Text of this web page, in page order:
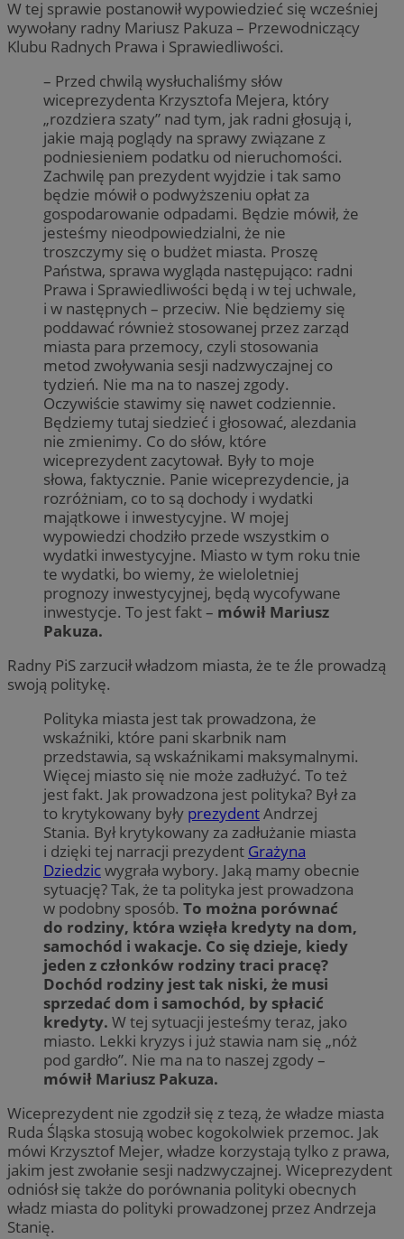
W tej sprawie postanowił wypowiedzieć się wcześniej
wywołany radny Mariusz Pakuza – Przewodniczący
Klubu Radnych Prawa i Sprawiedliwości.
– Przed chwilą wysłuchaliśmy słów
wiceprezydenta Krzysztofa Mejera, który
„rozdziera szaty” nad tym, jak radni głosują i,
jakie mają poglądy na sprawy związane z
podniesieniem podatku od nieruchomości.
Zachwilę pan prezydent wyjdzie i tak samo
będzie mówił o podwyższeniu opłat za
gospodarowanie odpadami. Będzie mówił, że
jesteśmy nieodpowiedzialni, że nie
troszczymy się o budżet miasta. Proszę
Państwa, sprawa wygląda następująco: radni
Prawa i Sprawiedliwości będą i w tej uchwale,
i w następnych – przeciw. Nie będziemy się
poddawać również stosowanej przez zarząd
miasta para przemocy, czyli stosowania
metod zwoływania sesji nadzwyczajnej co
tydzień. Nie ma na to naszej zgody.
Oczywiście stawimy się nawet codziennie.
Będziemy tutaj siedzieć i głosować, alezdania
nie zmienimy. Co do słów, które
wiceprezydent zacytował. Były to moje
słowa, faktycznie. Panie wiceprezydencie, ja
rozróżniam, co to są dochody i wydatki
majątkowe i inwestycyjne. W mojej
wypowiedzi chodziło przede wszystkim o
wydatki inwestycyjne. Miasto w tym roku tnie
te wydatki, bo wiemy, że wieloletniej
prognozy inwestycyjnej, będą wycofywane
inwestycje. To jest fakt – mówił Mariusz
Pakuza.
Radny PiS zarzucił władzom miasta, że te źle prowadzą
swoją politykę.
Polityka miasta jest tak prowadzona, że
wskaźniki, które pani skarbnik nam
przedstawia, są wskaźnikami maksymalnymi.
Więcej miasto się nie może zadłużyć. To też
jest fakt. Jak prowadzona jest polityka? Był za
to krytykowany były prezydentAndrzej
Stania. Był krytykowany za zadłużanie miasta
i dzięki tej narracji prezydent Grażyna
Dziedzicwygrała wybory. Jaką mamy obecnie
sytuację? Tak, że ta polityka jest prowadzona
w podobny sposób. To można porównać
do rodziny, która wzięła kredyty na dom,
samochód i wakacje. Co się dzieje, kiedy
jeden z członków rodziny traci pracę?
Dochód rodziny jest tak niski, że musi
sprzedać dom i samochód, by spłacić
kredyty. W tej sytuacji jesteśmy teraz, jako
miasto. Lekki kryzys i już stawia nam się „nóż
pod gardło”. Nie ma na to naszej zgody –
mówił Mariusz Pakuza.
Wiceprezydent nie zgodził się z tezą, że władze miasta
Ruda Śląska stosują wobec kogokolwiek przemoc. Jak
mówi Krzysztof Mejer, władze korzystają tylko z prawa,
jakim jest zwołanie sesji nadzwyczajnej. Wiceprezydent
odniósł się także do porównania polityki obecnych
władz miasta do polityki prowadzonej przez Andrzeja
Stanię.